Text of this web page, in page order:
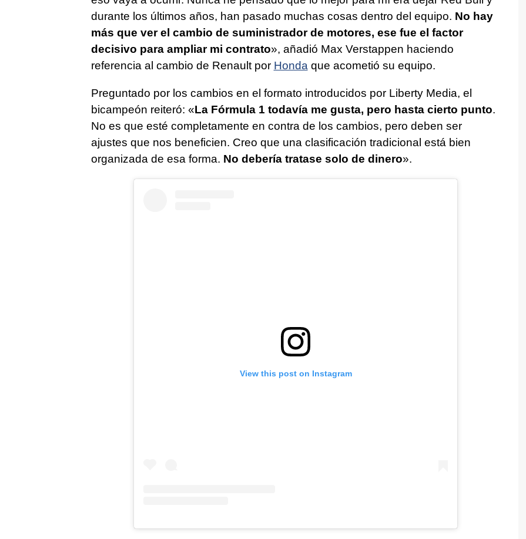
durante los últimos años, han pasado muchas cosas dentro del equipo. No hay
más que ver el cambio de suministrador de motores, ese fue el factor
decisivo para ampliar mi contrato», añadió Max Verstappen haciendo
referencia al cambio de Renault por Honda que acometió su equipo.
Preguntado por los cambios en el formato introducidos por Liberty Media, el
bicampeón reiteró: «La Fórmula 1 todavía me gusta, pero hasta cierto punto.
No es que esté completamente en contra de los cambios, pero deben ser
ajustes que nos beneficien. Creo que una clasificación tradicional está bien
organizada de esa forma. No debería tratase solo de dinero».
View this post on Instagram